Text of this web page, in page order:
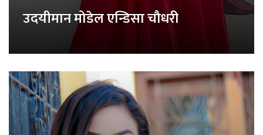
उदयीमान मोडेल एन्डिसा चौधरी